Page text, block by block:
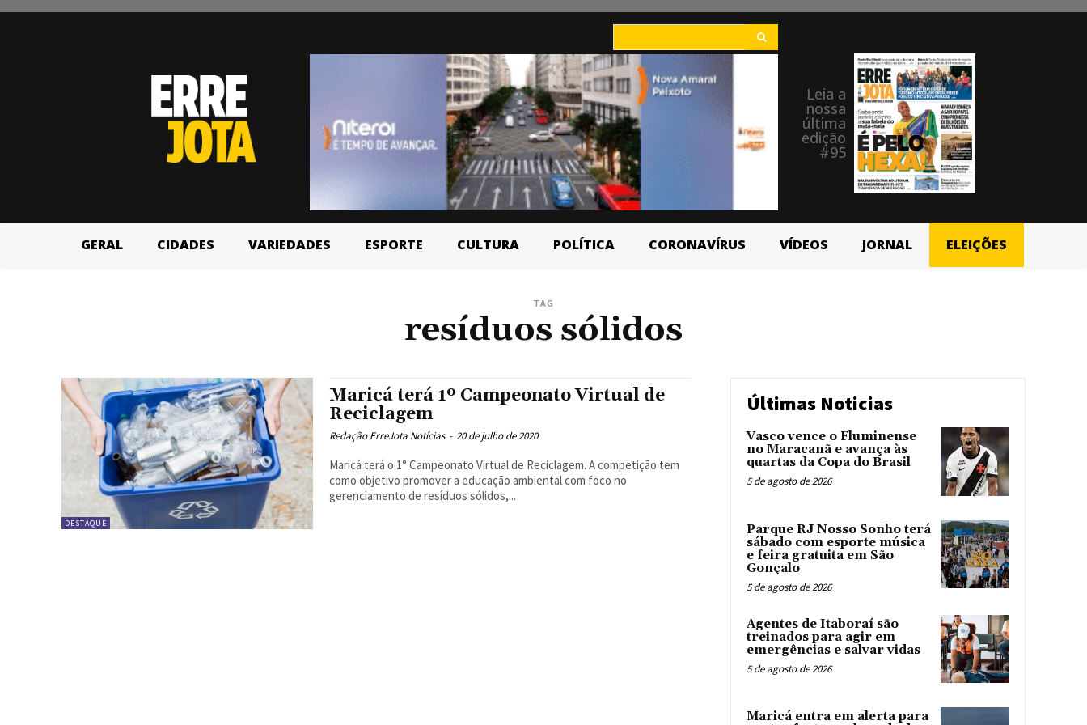
Leia a
nossa
última
edição
#95
GERAL CIDADES VARIEDADES ESPORTE CULTURA POLÍTICA CORONAVÍRUS VÍDEOS JORNAL ELEIÇÕES
TAG
resíduos sólidos
DESTAQUE
Maricá terá 1º Campeonato Virtual de
Reciclagem
Redação ErreJota Notícias - 20 de julho de 2020
Maricá terá o 1° Campeonato Virtual de Reciclagem. A competição tem
como objetivo promover a educação ambiental com foco no
gerenciamento de resíduos sólidos,...
Últimas Noticias
Vasco vence o Fluminense
no Maracanã e avança às
quartas da Copa do Brasil
5 de agosto de 2026
Parque RJ Nosso Sonho terá
sábado com esporte música
e feira gratuita em São
Gonçalo
5 de agosto de 2026
Agentes de Itaboraí são
treinados para agir em
emergências e salvar vidas
5 de agosto de 2026
Maricá entra em alerta para